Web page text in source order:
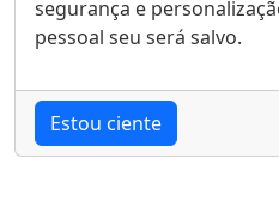
segurança e
pessoal seu será salvo.
Estou ciente